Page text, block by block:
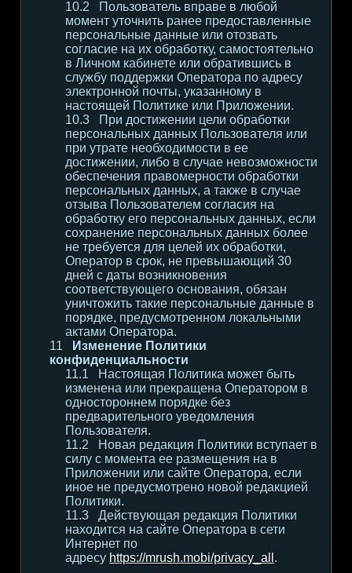
Пользователь вправе в любой
момент уточнить ранее предоставленные
персональные данные или отозвать
согласие на их обработку, самостоятельно
в Личном кабинете или обратившись в
службу поддержки Оператора по адресу
электронной почты, указанному в
настоящей Политике или Приложении.
При достижении цели обработки
персональных данных Пользователя или
при утрате необходимости в ее
достижении, либо в случае невозможности
обеспечения правомерности обработки
персональных данных, а также в случае
отзыва Пользователем согласия на
обработку его персональных данных, если
сохранение персональных данных более
не требуется для целей их обработки,
Оператор в срок, не превышающий 30
дней с даты возникновения
соответствующего основания, обязан
уничтожить такие персональные данные в
порядке, предусмотренном локальными
актами Оператора.
Изменение Политики
конфиденциальности
Настоящая Политика может быть
изменена или прекращена Оператором в
одностороннем порядке без
предварительного уведомления
Пользователя.
Новая редакция Политики вступает в
силу с момента ее размещения на в
Приложении или сайте Оператора, если
иное не предусмотрено новой редакцией
Политики.
Действующая редакция Политики
находится на сайте Оператора в сети
Интернет по
адресу https://mrush.mobi/privacy_all .